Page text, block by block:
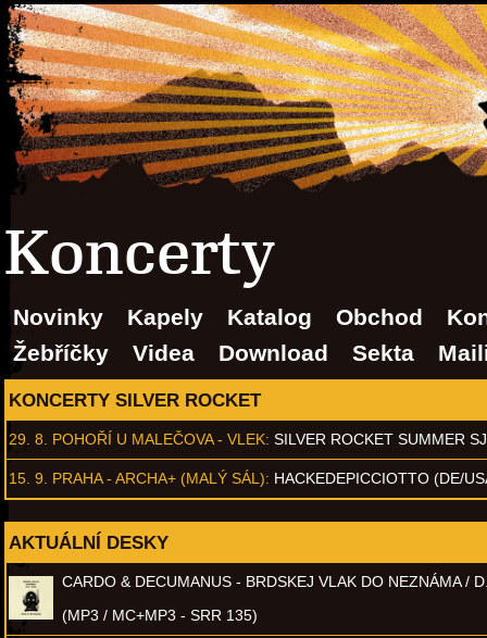
Koncerty
Novinky Kapely Katalog Obchod
Žebříčky
Videa Download Sekta
KONCERTY SILVER ROCKET
29. 8. POHOŘÍ U MALEČOVA - VLEK: SILVER ROCKET SUMMER
15. 9. PRAHA - ARCHA+ (MALÝ SÁL): HACKEDEPICCIOTTO (DE/
AKTUÁLNÍ DESKY
CARDO & DECUMANUS - BRDSKEJ VLAK DO NEZNÁMA /
(MP3 / MC+MP3 - SRR 135)